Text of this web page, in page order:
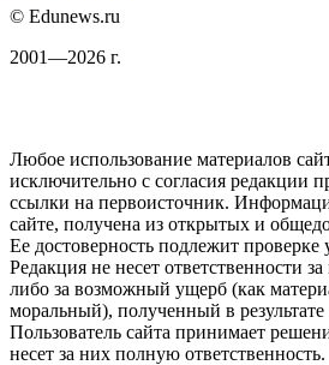
© Edunews.ru
2001—2026 г.
Любое использование материалов
исключительно с согласия редакции
ссылки на первоисточник.
сайте, получена из открытых и
Ее достоверность подлежит проверке
Редакция не несет ответственности
либо за возможный ущерб (как
моральный), полученный в
Пользователь сайта принимает
несет за них полную ответственность.